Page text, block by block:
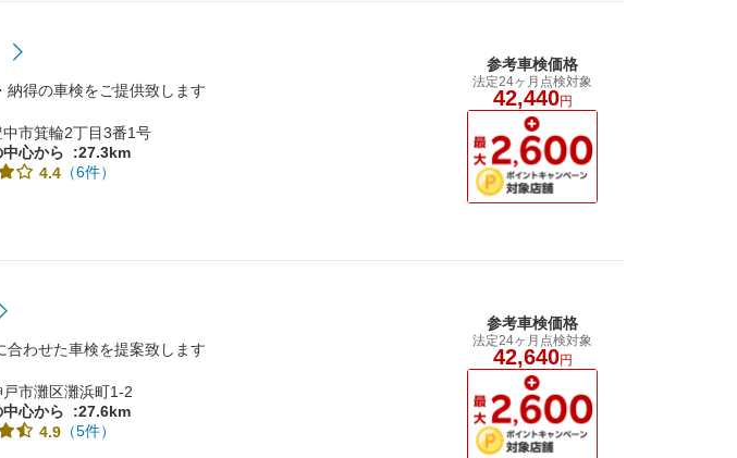
得の車検をご提供致します
中市箕輪2丁目3番1号
心から
:27.3km
4.4 （6件）
参考車検価格
法定24ヶ月点検対象
42,440円
合わせた車検を提案致します
市灘区灘浜町1-2
心から
:27.6km
4.9 （5件）
参考車検価格
法定24ヶ月点検対象
42,640円